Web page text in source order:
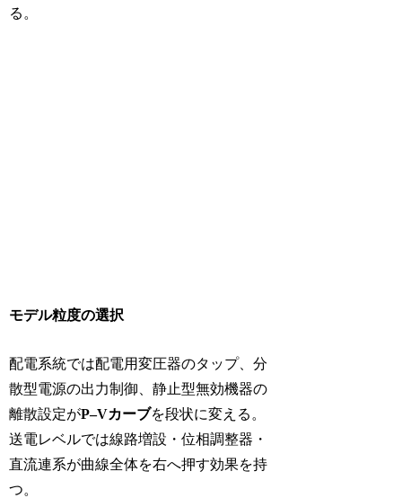
る。
モデル粒度の選択
配電系統では配電用変圧器のタップ、分
散型電源の出力制御、静止型無効機器の
離散設定がP–Vカーブを段状に変える。
送電レベルでは線路増設・位相調整器・
直流連系が曲線全体を右へ押す効果を持
つ。